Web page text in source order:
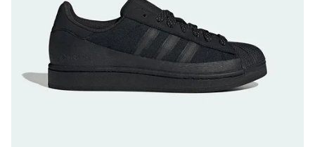
防水鞋推薦 10. PUMA Voyage NITRO™ 4
GORE-TEX：氮氣中底注入，回彈與防滑兼具的
全天候越野跑鞋
防水鞋推薦 11. On Cloudhorizon 2 WP：腳
感軟彈、搭載 Missiongrip™ 的防水輕越野鞋